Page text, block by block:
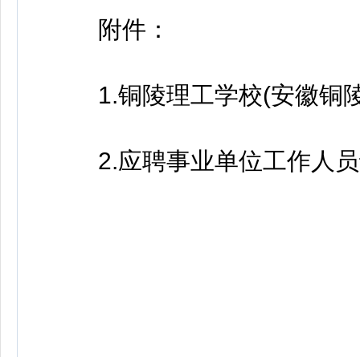
附件：
1.铜陵理工学校(安徽铜陵
2.应聘事业单位工作人员